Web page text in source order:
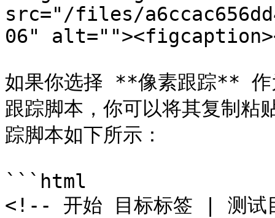
src="/files/
06"
如果你选择 **像素跟踪** 作
跟踪脚本，你可以将其复制粘
踪脚本如下所示：
```html
<!-- 开始 目标标签 | 测试